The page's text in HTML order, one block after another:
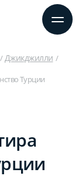
Джикджилли
Турции